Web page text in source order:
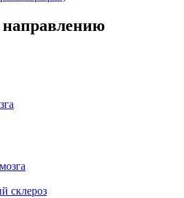
направлению
склероз